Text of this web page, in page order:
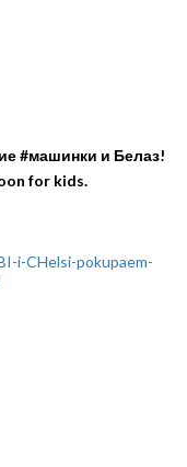
#машинки и Белаз!
for kids.